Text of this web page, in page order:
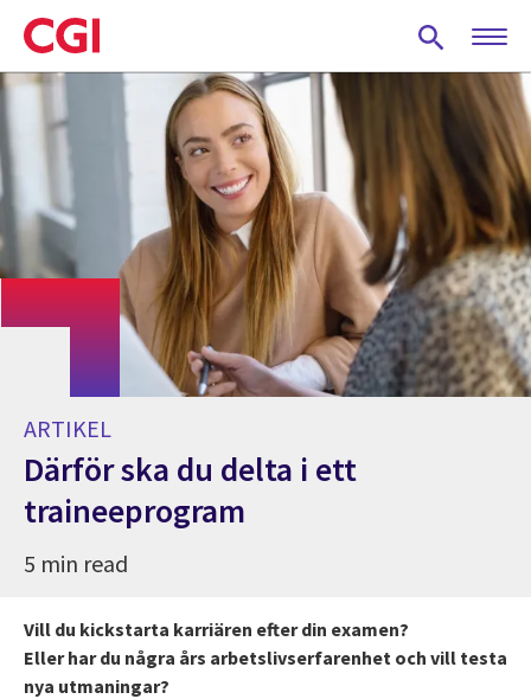
Skip
to
main
ARTIKEL
Därför ska du delta i ett
traineeprogram
5 min read
Vill du kickstarta karriären efter din examen?
Eller har du några års arbetslivserfarenhet och vill testa
nya utmaningar?